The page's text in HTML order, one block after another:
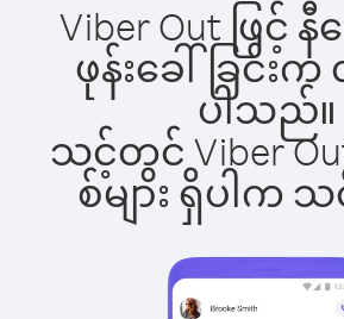
Viber Out ဖြင့်
ဖုန်းခေါ်ခြင်
ပါသည်။
သင့်တွင် Viber
စ်များ ရှိပါက